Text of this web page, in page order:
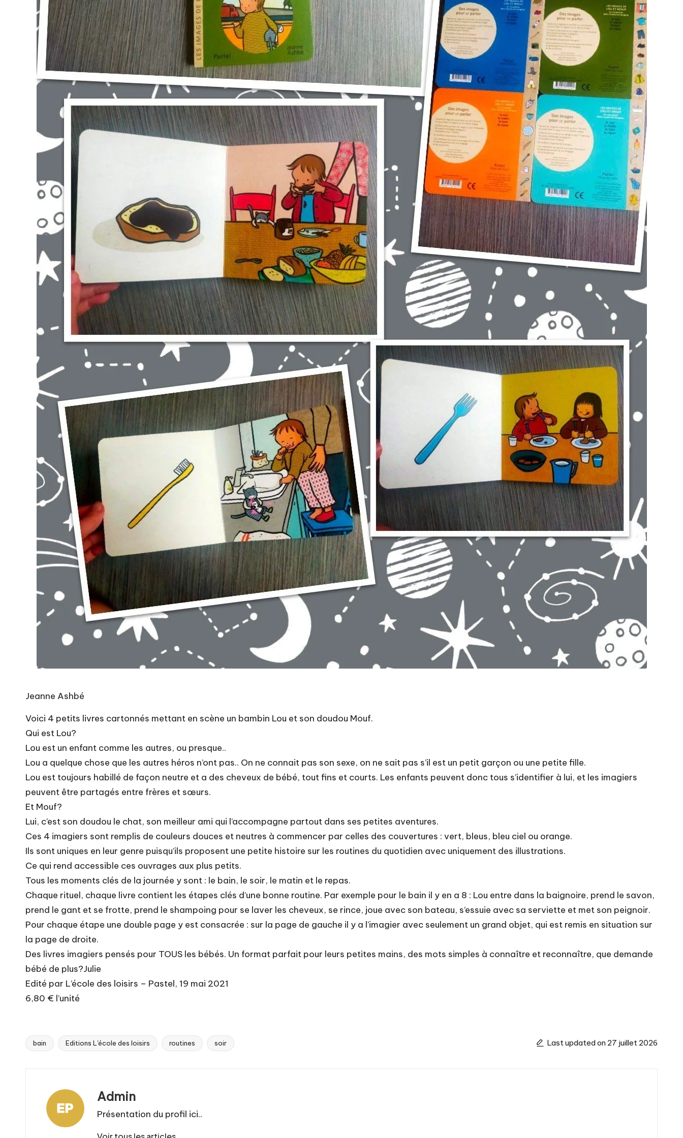
Jeanne Ashbé
Voici 4 petits livres cartonnés mettant en scène un bambin Lou et son doudou Mouf.
Qui est Lou?
Lou est un enfant comme les autres, ou presque..
Lou a quelque chose que les autres héros n’ont pas.. On ne connait pas son sexe, on ne sait pas s’il est un petit garçon ou une petite fille.
Lou est toujours habillé de façon neutre et a des cheveux de bébé, tout fins et courts. Les enfants peuvent donc tous s’identifier à lui, et les imagiers
peuvent être partagés entre frères et sœurs.
Et Mouf?
Lui, c’est son doudou le chat, son meilleur ami qui l’accompagne partout dans ses petites aventures.
Ces 4 imagiers sont remplis de couleurs douces et neutres à commencer par celles des couvertures : vert, bleus, bleu ciel ou orange.
Ils sont uniques en leur genre puisqu’ils proposent une petite histoire sur les routines du quotidien avec uniquement des illustrations.
Ce qui rend accessible ces ouvrages aux plus petits.
Tous les moments clés de la journée y sont : le bain, le soir, le matin et le repas.
Chaque rituel, chaque livre contient les étapes clés d’une bonne routine. Par exemple pour le bain il y en a 8 : Lou entre dans la baignoire, prend le savon,
prend le gant et se frotte, prend le shampoing pour se laver les cheveux, se rince, joue avec son bateau, s’essuie avec sa serviette et met son peignoir.
Pour chaque étape une double page y est consacrée : sur la page de gauche il y a l’imagier avec seulement un grand objet, qui est remis en situation sur
la page de droite.
Des livres imagiers pensés pour TOUS les bébés. Un format parfait pour leurs petites mains, des mots simples à connaître et reconnaître, que demande
bébé de plus?Julie
Edité par L’école des loisirs – Pastel, 19 mai 2021
6,80 € l’unité
Tags:
bain Editions L'école des loisirs routines soir Last updated on 27 juillet 2026
Admin
Présentation du profil ici..